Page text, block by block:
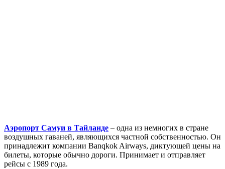
Аэропорт Самуи в Тайланде – одна из немногих в стране
воздушных гаваней, являющихся частной собственностью. Он
принадлежит компании Banqkok Airways, диктующей цены на
билеты, которые обычно дороги. Принимает и отправляет
рейсы с 1989 года.